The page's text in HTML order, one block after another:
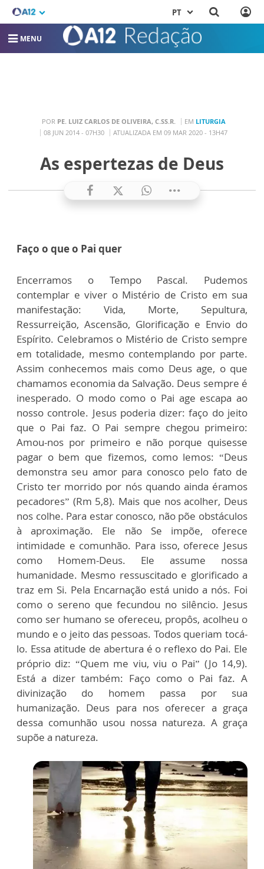
PT
MENU
POR PE. LUIZ CARLOS DE OLIVEIRA, C.SS.R. EM LITURGIA
08 JUN 2014 - 07H30
ATUALIZADA EM 09 MAR 2020 - 13H47
As espertezas de Deus
Faço o que o Pai quer
Encerramos o Tempo Pascal. Pudemos
contemplar e viver o Mistério de Cristo em sua
manifestação: Vida, Morte, Sepultura,
Ressurreição, Ascensão, Glorificação e Envio do
Espírito. Celebramos o Mistério de Cristo sempre
em totalidade, mesmo contemplando por parte.
Assim conhecemos mais como Deus age, o que
chamamos economia da Salvação. Deus sempre é
inesperado. O modo como o Pai age escapa ao
nosso controle. Jesus poderia dizer: faço do jeito
que o Pai faz. O Pai sempre chegou primeiro:
Amou-nos por primeiro e não porque quisesse
pagar o bem que fizemos, como lemos: “Deus
demonstra seu amor para conosco pelo fato de
Cristo ter morrido por nós quando ainda éramos
pecadores” (Rm 5,8). Mais que nos acolher, Deus
nos colhe. Para estar conosco, não põe obstáculos
à aproximação. Ele não Se impõe, oferece
intimidade e comunhão. Para isso, oferece Jesus
como Homem-Deus. Ele assume nossa
humanidade. Mesmo ressuscitado e glorificado a
traz em Si. Pela Encarnação está unido a nós. Foi
como o sereno que fecundou no silêncio. Jesus
como ser humano se ofereceu, propôs, acolheu o
mundo e o jeito das pessoas. Todos queriam tocá-
lo. Essa atitude de abertura é o reflexo do Pai. Ele
próprio diz: “Quem me viu, viu o Pai” (Jo 14,9).
Está a dizer também: Faço como o Pai faz. A
divinização do homem passa por sua
humanização. Deus para nos oferecer a graça
dessa comunhão usou nossa natureza. A graça
supõe a natureza.